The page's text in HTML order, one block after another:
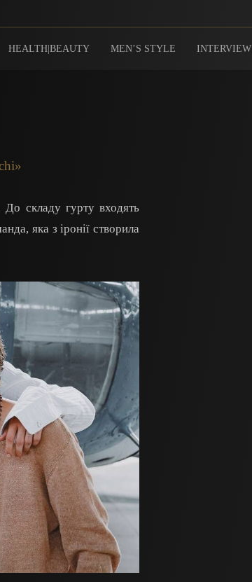
HEALTH|BEAUTY MEN’S STYLE INTERVIEW
складу гурту входять
яка з іронії створила